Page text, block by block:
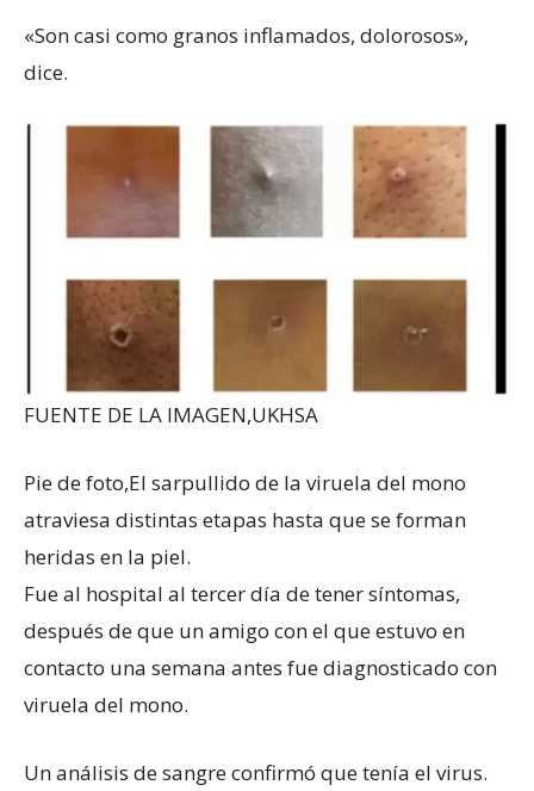
«Son casi como granos inflamados, dolorosos»,
dice.
FUENTE DE LA IMAGEN,UKHSA
Pie de foto,El sarpullido de la viruela del mono
atraviesa distintas etapas hasta que se forman
heridas en la piel.
Fue al hospital al tercer día de tener síntomas,
después de que un amigo con el que estuvo en
contacto una semana antes fue diagnosticado con
viruela del mono.
Un análisis de sangre confirmó que tenía el virus.